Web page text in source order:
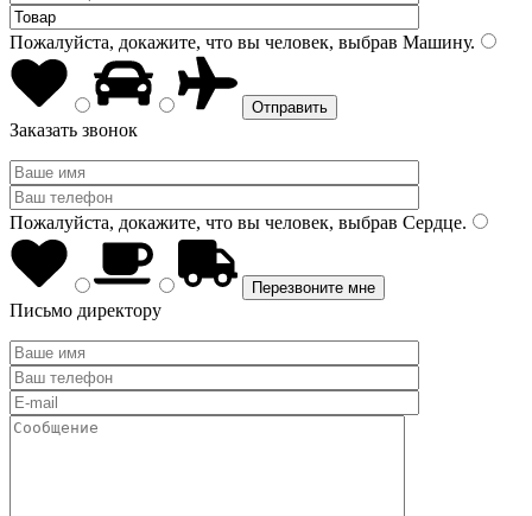
Пожалуйста, докажите, что вы человек, выбрав Машину.
Заказать звонок
Пожалуйста, докажите, что вы человек, выбрав Сердце.
Письмо директору